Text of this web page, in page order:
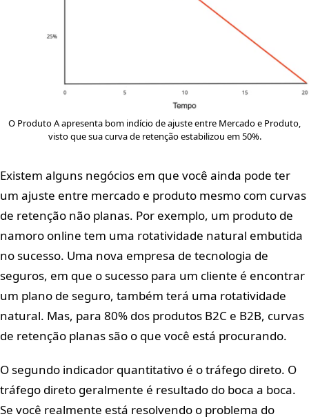
O Produto A apresenta bom indício de ajuste entre Mercado e Produto,
visto que sua curva de retenção estabilizou em 50%.
Existem alguns negócios em que você ainda pode ter
um ajuste entre mercado e produto mesmo com curvas
de retenção não planas. Por exemplo, um produto de
namoro online tem uma rotatividade natural embutida
no sucesso. Uma nova empresa de tecnologia de
seguros, em que o sucesso para um cliente é encontrar
um plano de seguro, também terá uma rotatividade
natural. Mas, para 80% dos produtos B2C e B2B, curvas
de retenção planas são o que você está procurando.
O segundo indicador quantitativo é o tráfego direto. O
tráfego direto geralmente é resultado do boca a boca.
Se você realmente está resolvendo o problema do